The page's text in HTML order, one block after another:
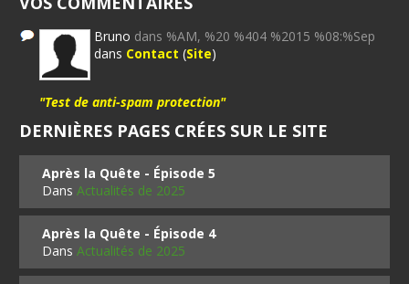
Bruno dans %AM, %20 %404 %2015 %08:%Sep
dans Contact (Site)
"Test de anti-spam protection"
DERNIÈRES PAGES CRÉES SUR LE SITE
Après la Quête - Épisode 5
DansActualités de 2025
Après la Quête - Épisode 4
DansActualités de 2025